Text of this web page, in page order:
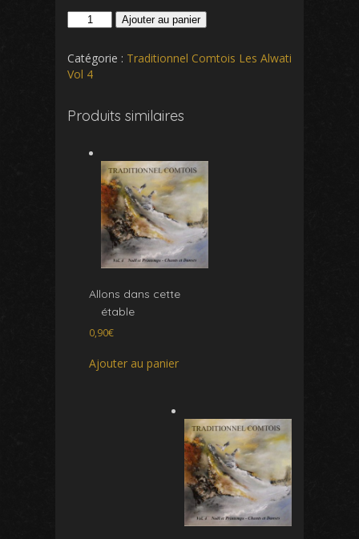
quantité
Nous
entendons
des
Agréez
humbles
services
Ajouter au panier
Catégorie : Traditionnel Comtois Les Alwati
Vol 4
Produits similaires
Allons dans cette
étable
0,90€
Ajouter au panier